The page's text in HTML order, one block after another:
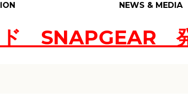
NEWS & MEDIA
ド SNAPGEAR